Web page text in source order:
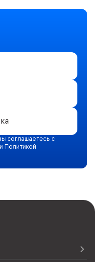
соглашаетесь с
Политикой